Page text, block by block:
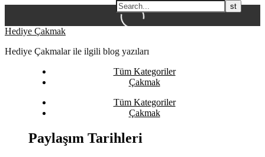
Skip
content
Hediye Çakmak
Hediye Çakmalar ile ilgili blog yazıları
Tüm Kategoriler
Çakmak
Tüm Kategoriler
Çakmak
Paylaşım Tarihleri